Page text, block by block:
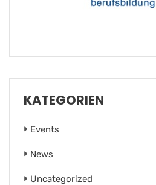
KATEGORIEN
Events
News
Uncategorized